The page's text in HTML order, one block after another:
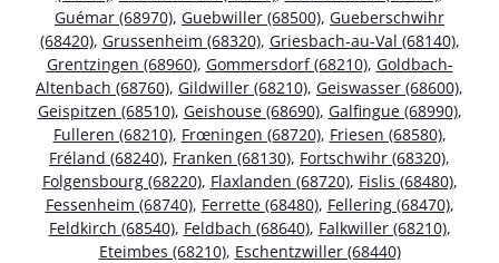
Guémar (68970), Guebwiller (68500), Gueberschwihr
(68420), Grussenheim (68320), Griesbach-au-Val (68140),
Grentzingen (68960), Gommersdorf (68210), Goldbach-
Altenbach (68760), Gildwiller (68210), Geiswasser (68600),
Geispitzen (68510), Geishouse (68690), Galfingue (68990),
Fulleren (68210), Frœningen (68720), Friesen (68580),
Fréland (68240), Franken (68130), Fortschwihr (68320),
Folgensbourg (68220), Flaxlanden (68720), Fislis (68480),
Fessenheim (68740), Ferrette (68480), Fellering (68470),
Feldkirch (68540), Feldbach (68640), Falkwiller (68210),
Eteimbes (68210), Eschentzwiller (68440)